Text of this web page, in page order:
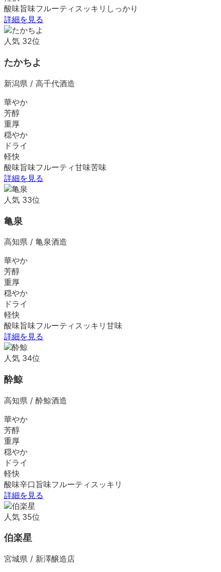
酸味旨味フルーティ スッキリ しっかり
詳細を見る
人気 32位
たかちよ
新潟県 / 高千代酒造
華やか
芳醇
重厚
穏やか
ドライ
軽快
酸味旨味フルーティ甘味苦味
詳細を見る
人気 33位
亀泉
高知県 / 亀泉酒造
華やか
芳醇
重厚
穏やか
ドライ
軽快
酸味旨味フルーティ スッキリ 甘味
詳細を見る
人気 34位
酔鯨
高知県 / 酔鯨酒造
華やか
芳醇
重厚
穏やか
ドライ
軽快
酸味辛口 旨味フルーティ スッキリ
詳細を見る
人気 35位
伯楽星
宮城県 / 新澤醸造店